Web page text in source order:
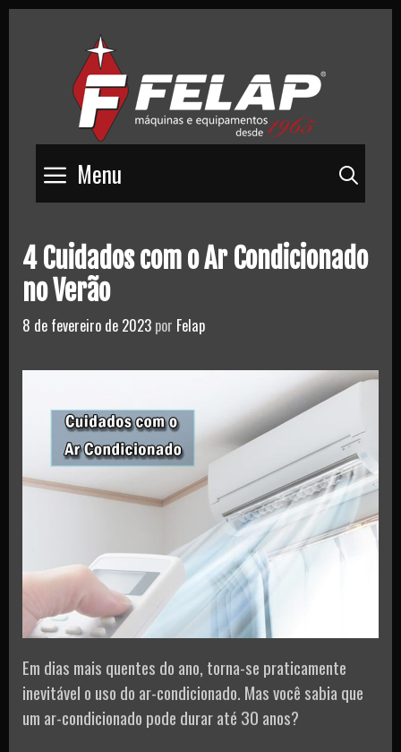
Menu
4 Cuidados com o Ar Condicionado
no Verão
8 de fevereiro de 2023 por Felap
Em dias mais quentes do ano, torna-se praticamente
inevitável o uso do ar-condicionado. Mas você sabia que
um ar-condicionado pode durar até 30 anos?